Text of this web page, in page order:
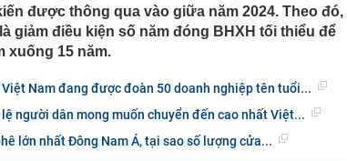
được thông qua vào giữa năm 2024. Theo đó,
giảm điều kiện số năm đóng BHXH tối thiểu để
15 năm.
Nam đang được đoàn 50 doanh nghiệp tên tuổi...
người dân mong muốn chuyển đến cao nhất Việt...
lớn nhất Đông Nam Á, tại sao số lượng cửa...